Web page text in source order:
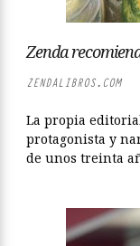
Zenda
ZENDALIBROS.COM
La propia
protagonista y
de unos treinta